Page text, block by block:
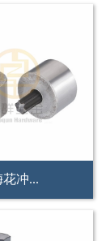
固件...